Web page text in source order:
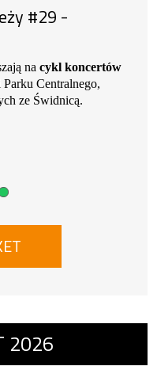
#29 -
na cykl koncertów
Centralnego,
ze Świdnicą.
Spotkania
2026